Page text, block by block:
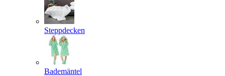
Steppdecken
Bademäntel